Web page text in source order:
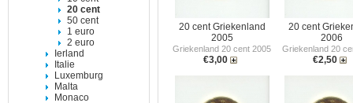
20 cent
50 cent
1 euro
2 euro
Ierland
Italie
Luxemburg
Malta
Monaco
20 cent Griekenland
2005
Griekenland 20 cent 2005
€3,00
20 cent
2006
Griekenland 20
€2,50